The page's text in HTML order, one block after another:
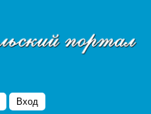
Вход